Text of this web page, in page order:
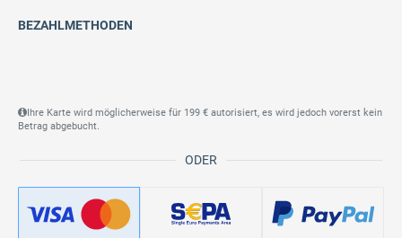
Ihre Karte wird möglicherweise für 199 € autorisiert, es wird jedoch vorerst kein
Betrag abgebucht.
ODER
BEZAHLMETHODEN